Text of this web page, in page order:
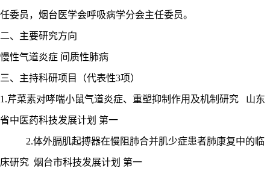
任委员，烟台医学会呼吸病学分会主任委员。
二、主要研究方向
慢性气道炎症 间质性肺病
三、主持科研项目（代表性3项）
1.芹菜素对哮喘小鼠气道炎症、重塑抑制作用及机制研究 山东
省中医药科技发展计划 第一
2.体外膈肌起搏器在慢阻肺合并肌少症患者肺康复中的临
床研究 烟台市科技发展计划 第一